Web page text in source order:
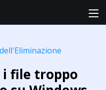
i file troppo